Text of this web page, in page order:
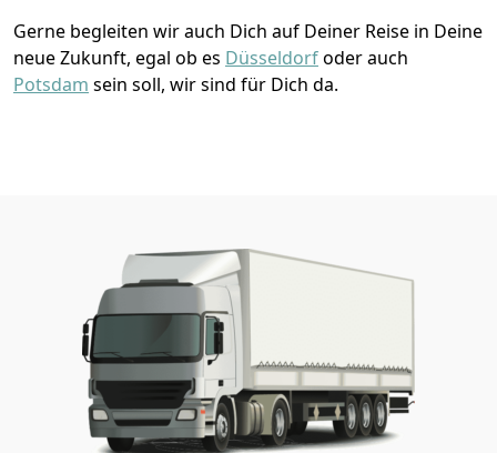
Gerne begleiten wir auch Dich auf Deiner Reise in Deine
neue Zukunft, egal ob es Düsseldorfoder auch
Potsdam sein soll, wir sind für Dich da.